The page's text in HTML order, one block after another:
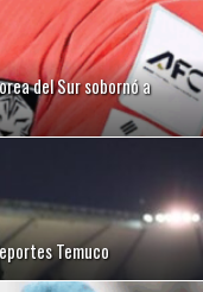
del Sur sobornó a
Temuco